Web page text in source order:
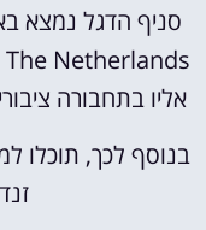
אליו בתחבורה
בנוסף לכך, תוכלו